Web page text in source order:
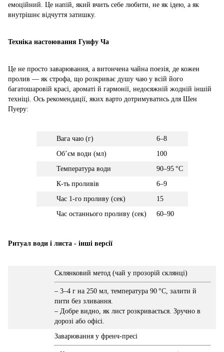
емоційний. Це напій, який вчить себе любити, не як ідею, а як
внутрішнє відчуття затишку.
Техніка настоювання Гунфу Ча
Це не просто заварювання, а витончена чайна поезія, де кожен
пролив — як строфа, що розкриває душу чаю у всій його
багатошаровій красі, ароматі й гармонії, недосяжній жодній іншій
техніці. Ось рекомендації, яких варто дотримуватись для Шен
Пуеру:
Вага чаю (г)
6–8
Обʼєм води (мл)
100
Температура води
90–95 °C
К-ть проливів
6–9
Час 1-го проливу (сек)
15
Час останнього проливу (сек)
60–90
Ритуал води і листа - інші версії
Склянковий метод (чай у прозорій склянці)
– 3–4 г на 250 мл, температура 90 °C, залити й
пити без зливання.
– Добре видно, як лист розкривається. Зручно в
дорозі або офісі.
Заварювання у френч-пресі